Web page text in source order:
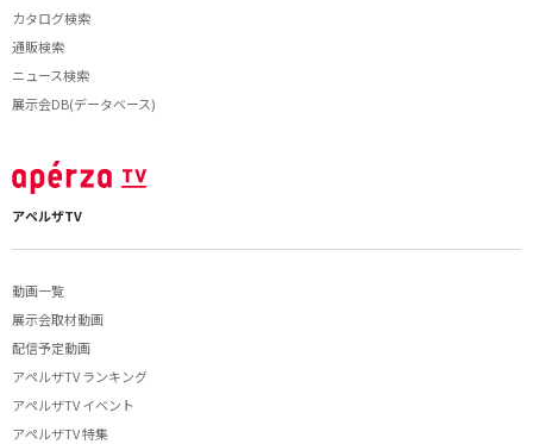
カタログ検索
通販検索
ニュース検索
展示会DB(データベース)
アペルザTV
動画一覧
展示会取材動画
配信予定動画
アペルザTV ランキング
アペルザTV イベント
アペルザTV 特集